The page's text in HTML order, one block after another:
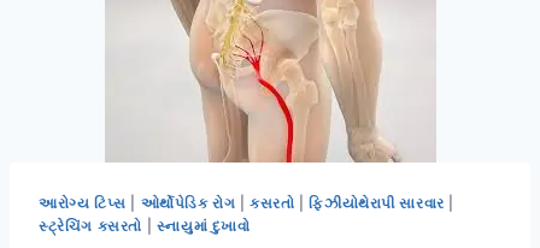
આરોગ્ય ટિપ્સ ઓર્થોપેડિક રોગ |કસરતો |ફિઝીયોથેરાપી સારવાર
સ્ટ્રેચિંગ કસરતો
સ્નાયુમાં દુખાવો